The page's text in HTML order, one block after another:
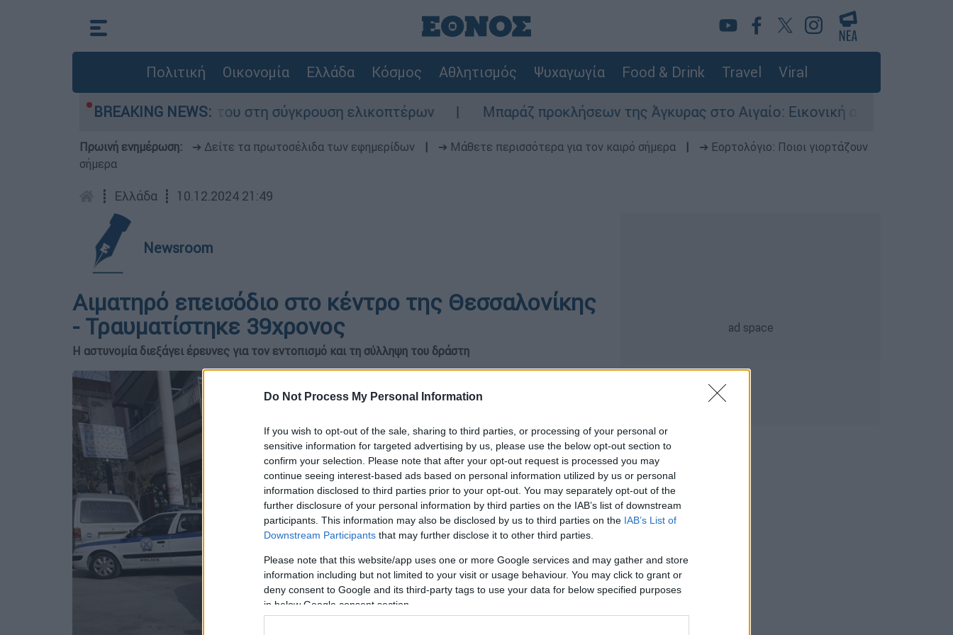
Do Not Process My Personal Information
If you wish to opt-out of the sale, sharing to third parties, or processing of your personal or
sensitive information for targeted advertising by us, please use the below opt-out section to
confirm your selection. Please note that after your opt-out request is processed you may
continue seeing interest-based ads based on personal information utilized by us or personal
information disclosed to third parties prior to your opt-out. You may separately opt-out of the
further disclosure of your personal information by third parties on the IAB’s list of downstream
participants. This information may also be disclosed by us to third parties on the IAB’s List of
Downstream Participants that may further disclose it to other third parties.
Please note that this website/app uses one or more Google services and may gather and store
information including but not limited to your visit or usage behaviour. You may click to grant or
deny consent to Google and its third-party tags to use your data for below specified purposes
in below Google consent section.
Πολιτική Οικονομία Ελλάδα Κόσμος Αθλητισμός Ψυχαγωγία Food & Drink Travel Viral
BREAKING NEWS:
που έχασε τη ζωή του στη σύγκρουση ελικοπτέρων Μπαράζ προκλήσεων της Άγκυρας στο Αιγαίο: Εικονική αερομαχία ανάμεσα
Πρωινή ενημέρωση: ➔ Δείτε τα πρωτοσέλιδα των εφημερίδων ➔ Μάθετε περισσότερα για τον καιρό σήμερα
➔ Εορτολόγιο: Ποιοι γιορτάζουν
σήμερα
┋ Ελλάδα ┋ 10.12.2024 21:49
Newsroom
Αιματηρό επεισόδιο στο κέντρο της Θεσσαλονίκης
- Τραυματίστηκε 39χρονος
Η αστυνομία διεξάγει έρευνες για τον εντοπισμό και τη σύλληψη του δράστη